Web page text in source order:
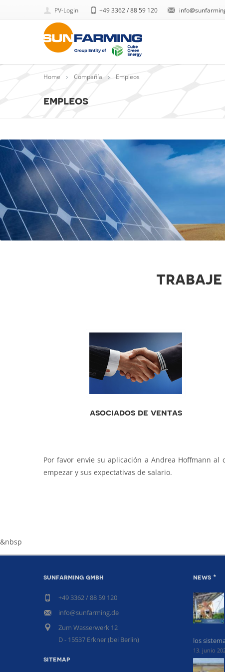
+49 3362 / 88 59 120
PV-Login
Home Compañía Empleos
empleos
trabaje
asociados de ventas
Por favor envie su aplicación a Andrea Hoffmann al
empezar y sus expectativas de salario.
&nbsp
sunfarming gmbh
+49 3362 / 88 59 120
info@sunfarming.de
Zum Wasserwerk 12
D - 15537 Erkner (bei Berlin)
sitemap
news *
los
13. junio